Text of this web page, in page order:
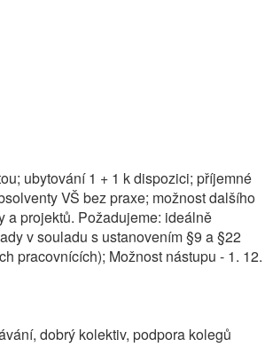
ubytování 1 + 1 k dispozici; příjemné
VŠ bez praxe; možnost dalšího
a projektů. Požadujeme: ideálně
v souladu s ustanovením §9 a §22
pracovnících); Možnost nástupu - 1. 12.
dobrý kolektiv, podpora kolegů